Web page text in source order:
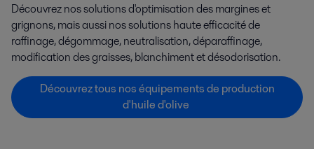
Découvrez nos solutions d'optimisation des margines et
grignons, mais aussi nos solutions haute efficacité de
raffinage, dégommage, neutralisation, déparaffinage,
modification des graisses, blanchiment et désodorisation.
Découvrez tous nos équipements de production
d'huile d'olive